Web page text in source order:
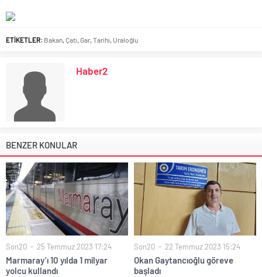
ETİKETLER: Bakan Çatı Gar Tarihi Uraloğlu
Haber2
BENZER KONULAR
Son20 25 Temmuz 2023 17:24
Marmaray’ı 10 yılda 1 milyar
yolcu kullandı
Son20 22 Temmuz 2023 15:24
Okan Gaytancıoğlu göreve
başladı